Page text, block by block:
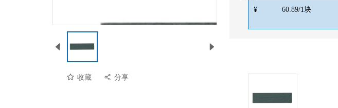
收藏 分享
¥
60.89/1块